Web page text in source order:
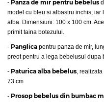
- Panza de mir pentru bebelus
model cu bleu si albastru inchis,
alba. Dimensiuni: 100 x 100 cm.
primit taina botezului.
- Panglica pentru panza de mir,
preot pentru a lega bebelusul dupa
- Paturica alba bebelus,
73 cm
- Prosop bebelus din bumbac